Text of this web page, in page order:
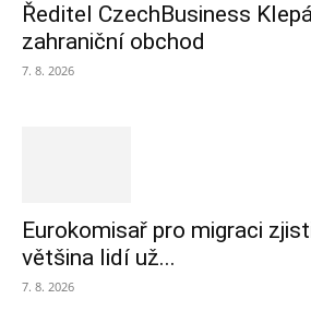
Ředitel CzechBusiness
zahraniční obchod
7. 8. 2026
Eurokomisař pro migraci
většina lidí už...
7. 8. 2026